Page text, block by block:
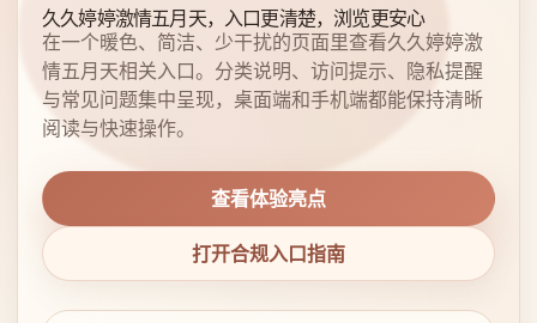
久久婷婷激情五月天，入口更清楚，浏览更安心
在一个暖色、简洁、少干扰的页面里查看久久婷婷激
情五月天相关入口。分类说明、访问提示、隐私提醒
与常见问题集中呈现，桌面端和手机端都能保持清晰
阅读与快速操作。
查看体验亮点
打开合规入口指南